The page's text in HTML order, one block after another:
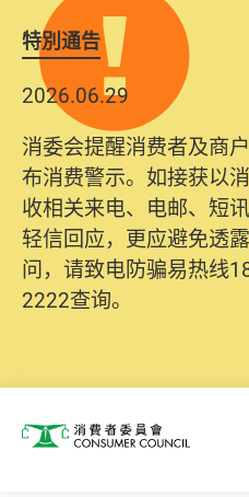
特別通告
2026.06.29
消委会提醒消费者及商
布消费警示。如接获以
收相关来电、电邮、短
轻信回应，更应避免透
问，请致电防骗易热线
2222查询。
消费者委员会